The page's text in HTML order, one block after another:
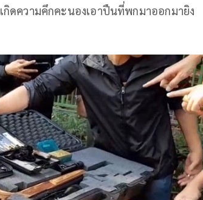
ดความคึกคะนองเอาปืนที่พกมาออกมายิง